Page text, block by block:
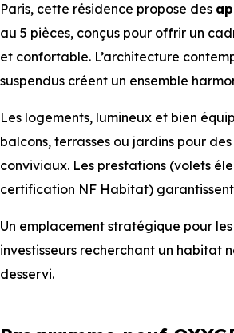
Paris, cette résidence propose des
au 5 pièces, conçus pour offrir un
et confortable. L’architecture
suspendus créent un ensemble
Les logements, lumineux et bien
balcons, terrasses ou jardins pour
conviviaux. Les prestations (volets
certification NF Habitat)
Un emplacement stratégique pour
investisseurs recherchant un habitat
desservi.